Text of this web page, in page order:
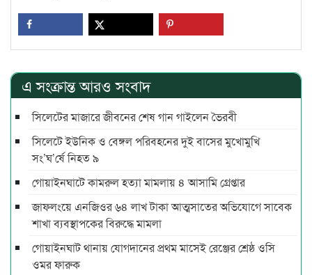
এ সংক্রান্ত আরও সংবাদ
সিলেটের মাজারে জীবনের শেষ গান গাইলেন ভৈরবী
সিলেটে ইউনিক ও বেঙ্গল পরিবহনের দুই বাসের মুখোমুখি
সং’ঘ’র্ষে নিহত ৯
গোয়াইনঘাটে কামরুল হত্যা মামলায় ৪ আসামি গ্রেপ্তার
জাফলংয়ে এনজিওর ৬৪ লাখ টাকা আত্মসাতের অভিযোগে সাবেক
শাখা ব্যবস্থাপকের বিরুদ্ধে মামলা
গোয়াইনঘাট থানায় যোগদানের প্রথম মাসেই রেঞ্জের শ্রেষ্ঠ ওসি
ওমর ফারুক